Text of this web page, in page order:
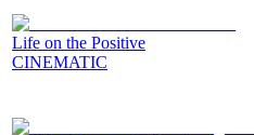
Life on the Positive
CINEMATIC